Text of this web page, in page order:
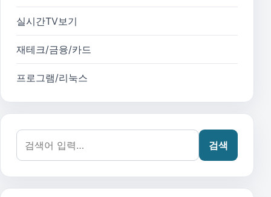
실시간TV보기
재테크/금융/카드
프로그램/리눅스
검색어:
검색